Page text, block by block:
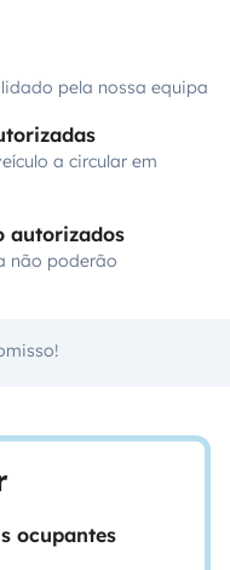
pela nossa equipa
a circular em
autorizados
não poderão
ocupantes